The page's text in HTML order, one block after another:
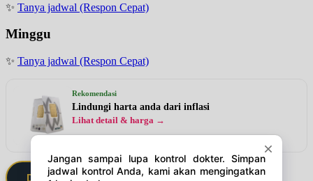
✨ Tanya jadwal (Respon Cepat)
Minggu
✨ Tanya jadwal (Respon Cepat)
Rekomendasi
Lindungi harta anda dari inflasi
Lihat detail & harga →
Daftarkan Saya via Member VIP